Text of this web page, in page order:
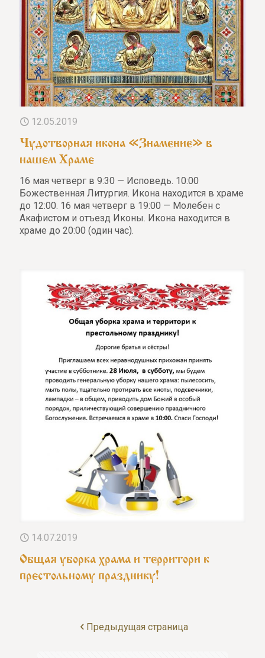
12.05.2019
Чудотворная икона «Знамение» в
нашем Храме
16 мая четверг в 9:30 — Исповедь. 10:00
Божественная Литургия. Икона находится в храме
до 12:00. 16 мая четверг в 19:00 — Молебен с
Акафистом и отъезд Иконы. Икона находится в
храме до 20:00 (один час).
14.07.2019
Общая уборка храма и территори к
престольному празднику!
Предыдущая страница